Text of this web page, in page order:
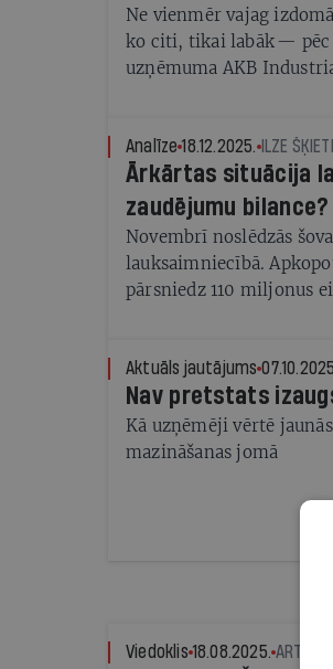
Ne vienmēr vajag
ko citi, tikai labāk — pēc
uzņēmuma AKB
Analīze 18.12.2025. ILZE
Ārkārtas situācija
zaudējumu bilance?
Novembrī noslēdzās
lauksaimniecībā.
pārsniedz 110 miljonus
Aktuāls jautājums
Nav pretstats
Kā uzņēmēji vērtē
mazināšanas jomā
Viedoklis 18.08.2025. ARTIS